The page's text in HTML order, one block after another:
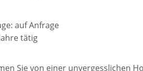
auf Anfrage
tätig
Sie von einer unvergesslichen